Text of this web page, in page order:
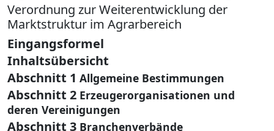
Verordnung zur Weiterentwicklung der
Marktstruktur im Agrarbereich
Eingangsformel
Inhaltsübersicht
Abschnitt 1 Allgemeine Bestimmungen
Abschnitt 2 Erzeugerorganisationen und
deren Vereinigungen
Abschnitt 3 Branchenverbände